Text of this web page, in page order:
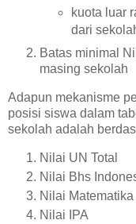
kuota luar
dari
Batas minimal
masing sekolah
Adapun mekanisme
posisi siswa dalam
sekolah adalah
Nilai UN Total
Nilai Bhs
Nilai Matematika
Nilai IPA